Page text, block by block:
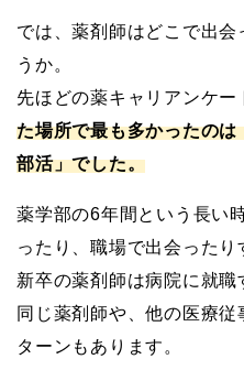
では、薬剤師はどこで出会
うか。
先ほどの薬キャリアンケー
た場所で最も多かったの
部活」でした。
薬学部の6年間という長い
ったり、職場で出会ったり
新卒の薬剤師は病院に就
同じ薬剤師や、他の医療
ターンもあります。